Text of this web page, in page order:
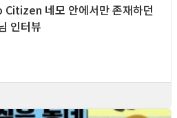
네모 안에서만 존재하던
인터뷰